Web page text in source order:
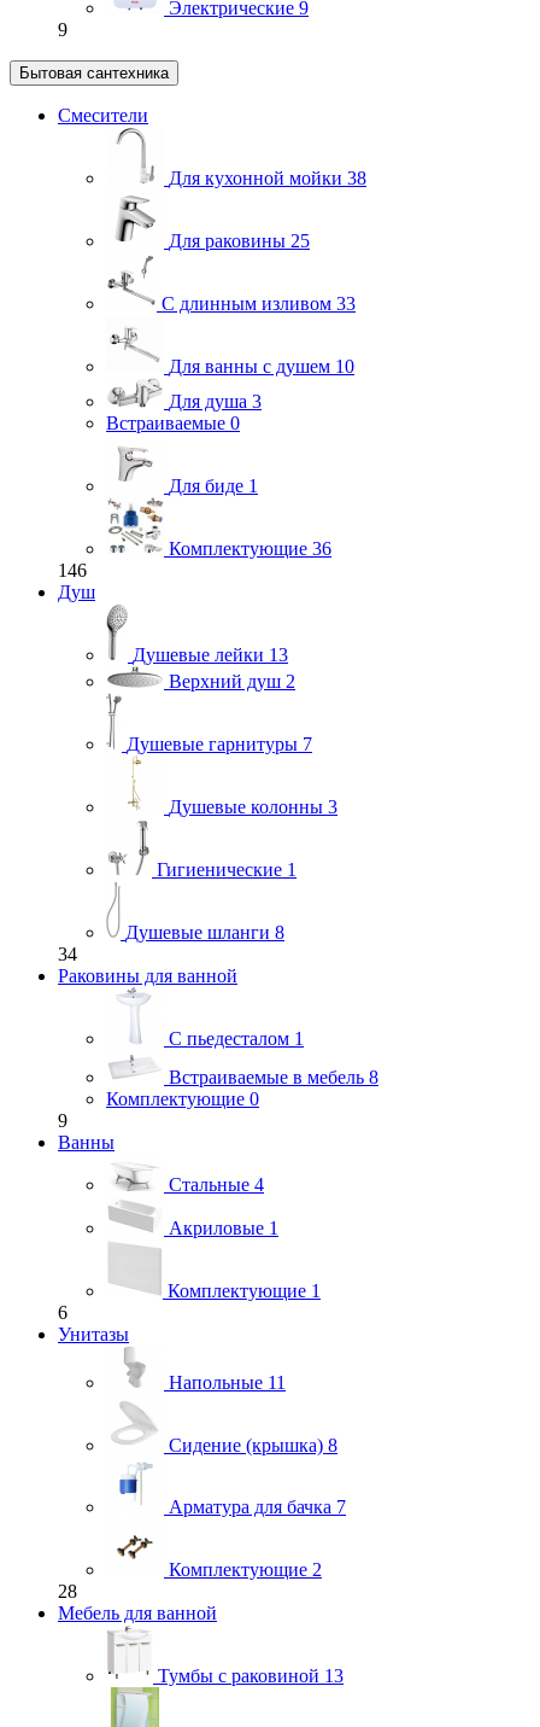
Электрические 9
9
Бытовая сантехника
Смесители
Для кухонной мойки 38
Для раковины 25
С длинным изливом 33
Для ванны с душем 10
Для душа 3
Встраиваемые 0
Для биде 1
Комплектующие 36
146
Душ
Душевые лейки 13
Верхний душ 2
Душевые гарнитуры 7
Душевые колонны 3
Гигиенические 1
Душевые шланги 8
34
Раковины для ванной
С пьедесталом 1
Встраиваемые в мебель 8
Комплектующие 0
9
Ванны
Стальные 4
Акриловые 1
Комплектующие 1
6
Унитазы
Напольные 11
Сидение (крышка) 8
Арматура для бачка 7
Комплектующие 2
28
Мебель для ванной
Тумбы с раковиной 13